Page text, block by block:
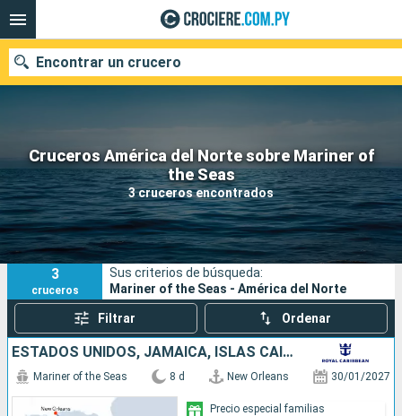
Cruceros América del Norte sobre Mariner of
the Seas
3 cruceros encontrados
Encontrar un crucero
Nuestros destinos
Fecha de salida
Puertos Compañías
Buscar
3
cruceros
Sus criterios de búsqueda:
Mariner of the Seas - América del Norte
Filtrar Ordenar
ESTADOS UNIDOS, JAMAICA, ISLAS CAIMÁN, MÉXICO
Mariner of the Seas 8 d New Orleans 30/01/2027
Precio especial familias